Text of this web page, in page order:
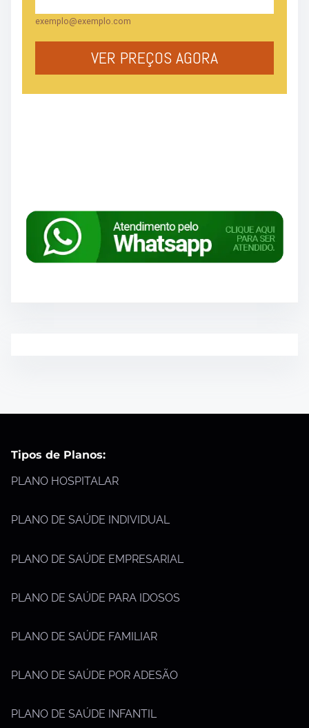
Tipos de Planos:
PLANO HOSPITALAR
PLANO DE SAÚDE INDIVIDUAL
PLANO DE SAÚDE EMPRESARIAL
PLANO DE SAÚDE PARA IDOSOS
PLANO DE SAÚDE FAMILIAR
PLANO DE SAÚDE POR ADESÃO
PLANO DE SAÚDE INFANTIL